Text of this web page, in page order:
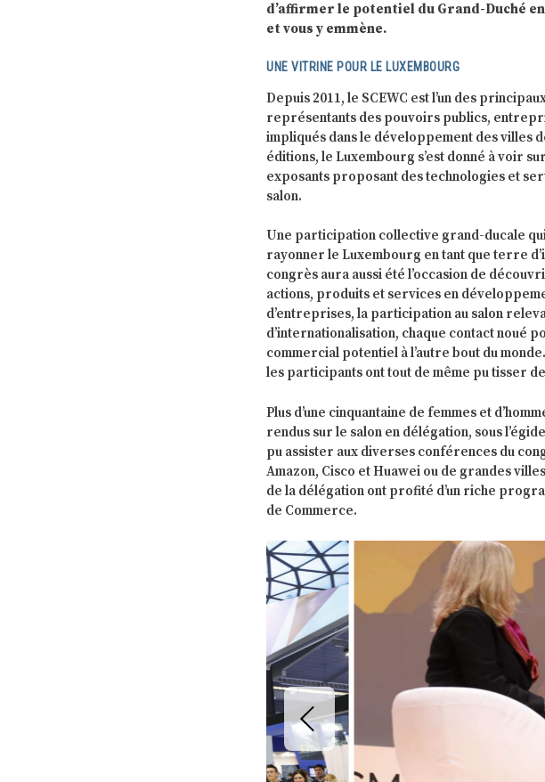
d’affirmer le potentiel du Grand-Duché
et vous y emmène.
UNE VITRINE POUR LE LUXEMBOURG
Depuis 2011, le SCEWC est l’un des
représentants des pouvoirs publics,
impliqués dans le développement des villes
éditions, le Luxembourg s’est donné à voir
exposants proposant des technologies et
salon.
Une participation collective grand-ducale qui
rayonner le Luxembourg en tant que terre
congrès aura aussi été l’occasion de
actions, produits et services en
d’entreprises, la participation au salon
d’internationalisation, chaque contact noué
commercial potentiel à l’autre bout du
les participants ont tout de même pu tisser
Plus d’une cinquantaine de femmes et
rendus sur le salon en délégation, sous
pu assister aux diverses conférences du
Amazon, Cisco et Huawei ou de grandes
de la délégation ont profité d’un riche
de Commerce.